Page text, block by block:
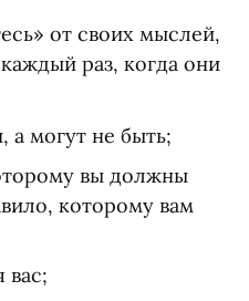
от своих мыслей,
раз, когда они
а могут не быть;
вы должны
которому вам
вас;